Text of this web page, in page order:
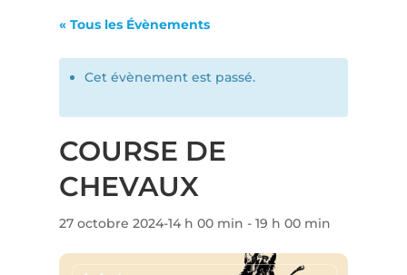
« Tous les Évènements
Cet évènement est passé.
COURSE DE
CHEVAUX
27 octobre 2024-14 h 00 min - 19 h 00 min